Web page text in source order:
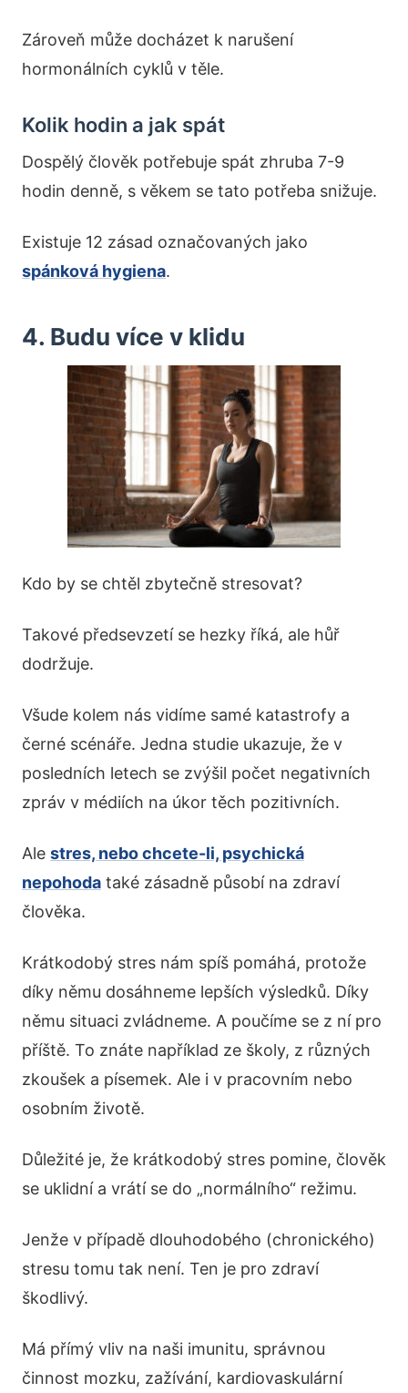
Zároveň může docházet k narušení
hormonálních cyklů v těle.
Kolik hodin a jak spát
Dospělý člověk potřebuje spát zhruba 7-9
hodin denně, s věkem se tato potřeba snižuje.
Existuje 12 zásad označovaných jako
spánková hygiena.
4. Budu více v klidu
Kdo by se chtěl zbytečně stresovat?
Takové předsevzetí se hezky říká, ale hůř
dodržuje.
Všude kolem nás vidíme samé katastrofy a
černé scénáře. Jedna studie ukazuje, že v
posledních letech se zvýšil počet negativních
zpráv v médiích na úkor těch pozitivních.
Ale stres, nebo chcete-li, psychická
nepohoda také zásadně působí na zdraví
člověka.
Krátkodobý stres nám spíš pomáhá, protože
díky němu dosáhneme lepších výsledků. Díky
němu situaci zvládneme. A poučíme se z ní pro
příště. To znáte například ze školy, z různých
zkoušek a písemek. Ale i v pracovním nebo
osobním životě.
Důležité je, že krátkodobý stres pomine, člověk
se uklidní a vrátí se do „normálního“ režimu.
Jenže v případě dlouhodobého (chronického)
stresu tomu tak není. Ten je pro zdraví
škodlivý.
Má přímý vliv na naši imunitu, správnou
činnost mozku, zažívání, kardiovaskulární